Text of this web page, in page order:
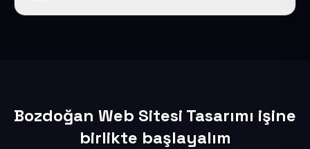
Bozdoğan Web Sitesi Tasarımı işine
birlikte başlayalım